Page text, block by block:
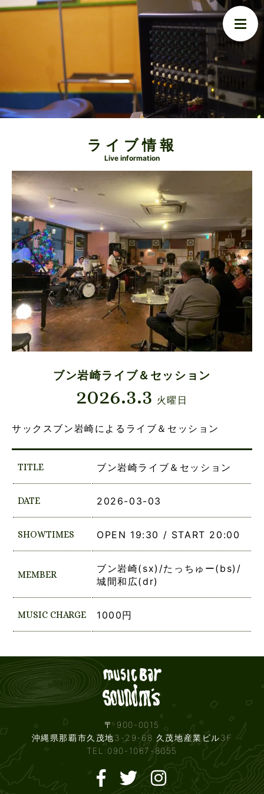
ライブ情報
Live information
ブン岩崎ライブ＆セッション
2026.3.3 火曜日
サックスブン岩崎によるライブ＆セッション
TITLE ブン岩崎ライブ＆セッション
DATE 2026-03-03
SHOWTIMES OPEN 19:30 / START 20:00
MEMBER
ブン岩崎(sx)/たっちゅー(bs)/
城間和広(dr)
MUSIC CHARGE 1000円
〒 900-0015
沖縄県那覇市久茂地3-29-68 久茂地産業ビル3F
TEL:090-1067-8055